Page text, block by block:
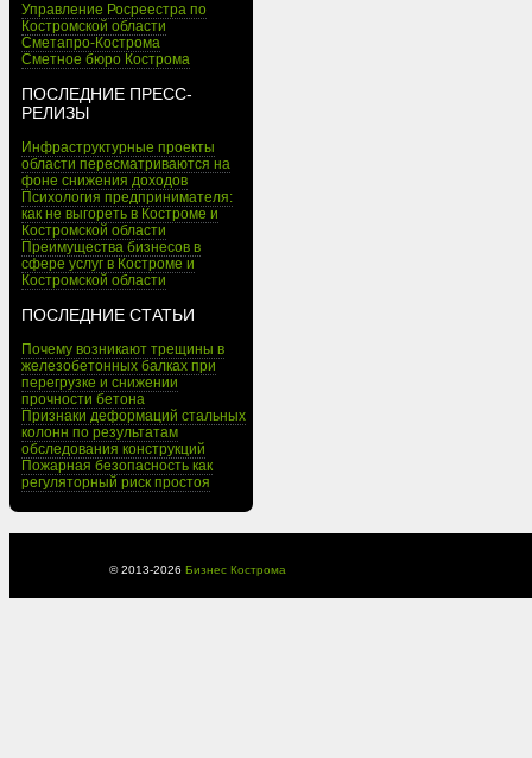
Управление Росреестра по
Костромской области
Сметапро-Кострома
Сметное бюро Кострома
ПОСЛЕДНИЕ ПРЕСС-
РЕЛИЗЫ
Инфраструктурные проекты
области пересматриваются на
фоне снижения доходов
Психология предпринимателя:
как не выгореть в Костроме и
Костромской области
Преимущества бизнесов в
сфере услуг в Костроме и
Костромской области
ПОСЛЕДНИЕ СТАТЬИ
Почему возникают трещины в
железобетонных балках при
перегрузке и снижении
прочности бетона
Признаки деформаций стальных
колонн по результатам
обследования конструкций
Пожарная безопасность как
регуляторный риск простоя
© 2013-2026 Бизнес Кострома